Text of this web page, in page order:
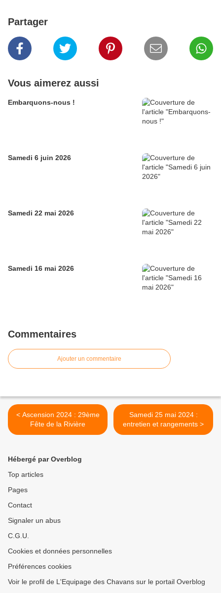
Partager
Vous aimerez aussi
Embarquons-nous !
Samedi 6 juin 2026
Samedi 22 mai 2026
Samedi 16 mai 2026
Commentaires
Ajouter un commentaire
< Ascension 2024 : 29ème
Fête de la Rivière
Samedi 25 mai 2024 :
entretien et rangements >
Hébergé par Overblog
Top articles
Pages
Contact
Signaler un abus
C.G.U.
Cookies et données personnelles
Préférences cookies
Voir le profil de L'Equipage des Chavans sur le portail Overblog